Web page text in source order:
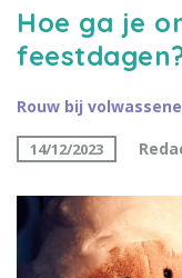
Hoe ga je
Rouw bij
14/12/2023